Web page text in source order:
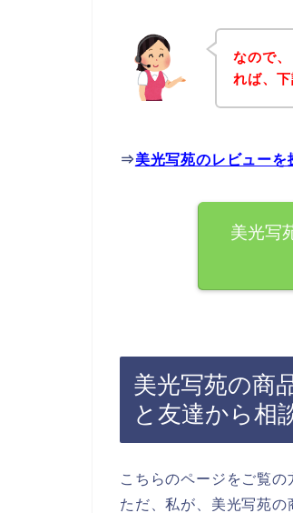
なので
れば、
⇒美光写苑のレビューを
美光写
美光写苑の商
と友達から相
こちらのページをご覧の
ただ、私が、美光写苑の